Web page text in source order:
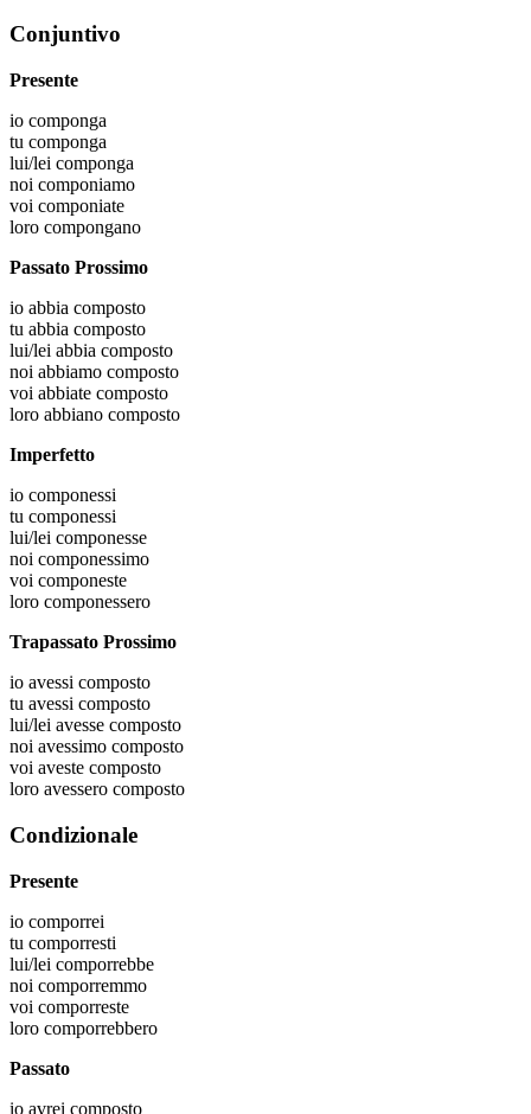
Conjuntivo
Presente
io componga
tu componga
lui/lei componga
noi componiamo
voi componiate
loro compongano
Passato Prossimo
io abbia composto
tu abbia composto
lui/lei abbia composto
noi abbiamo composto
voi abbiate composto
loro abbiano composto
Imperfetto
io componessi
tu componessi
lui/lei componesse
noi componessimo
voi componeste
loro componessero
Trapassato Prossimo
io avessi composto
tu avessi composto
lui/lei avesse composto
noi avessimo composto
voi aveste composto
loro avessero composto
Condizionale
Presente
io comporrei
tu comporresti
lui/lei comporrebbe
noi comporremmo
voi comporreste
loro comporrebbero
Passato
io avrei composto